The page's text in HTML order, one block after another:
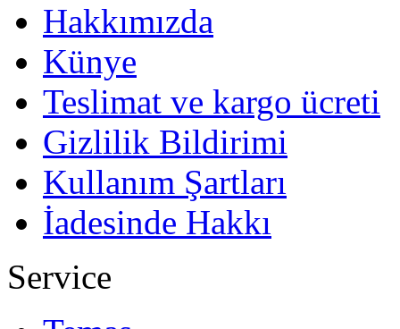
Hakkımızda
Künye
Teslimat ve kargo ücreti
Gizlilik Bildirimi
Kullanım Şartları
İadesinde Hakkı
Service